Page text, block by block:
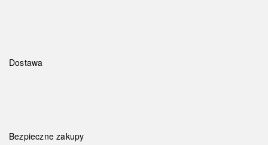
Dostawa
Bezpieczne zakupy